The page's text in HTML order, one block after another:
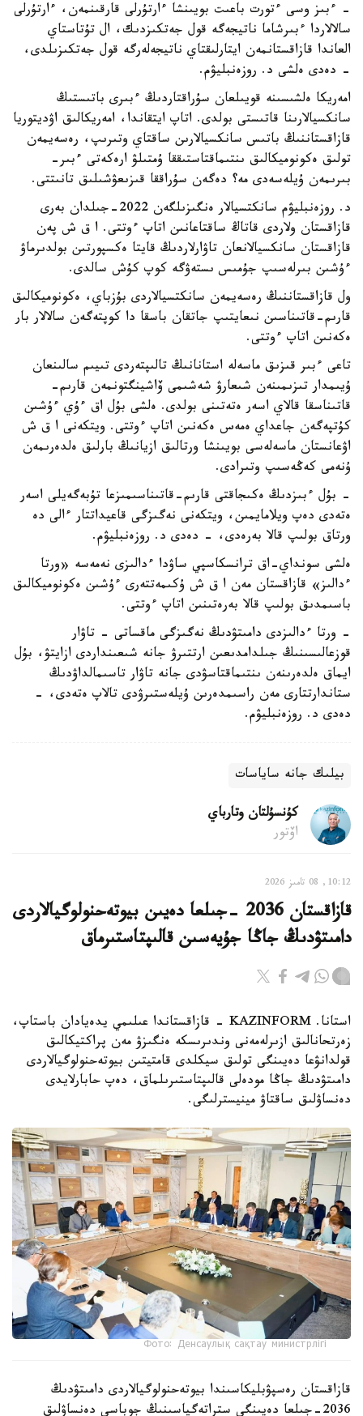
- ءبىز وسى ءتورت باعىت بويىنشا ءارتۇرلى قارقىنمەن، ءارتۇرلى
سالالاردا ءبىرشاما ناتيجەگە قول جەتكىزدىك، ال تۇتاستاي
العاندا قازاقستانمەن ايتارلىقتاي ناتيجەلەرگە قول جەتكىزىلدى،
- دەدى ەلشى د. روزەنبليۋم.
امەريكا ەلشىسىنە قويىلعان سۇراقتاردىڭ ءبىرى باتىستىڭ
سانكسيالارىنا قاتىستى بولدى. اتاپ ايتقاندا، امەريكالىق اۋديتوريا
قازاقستاننىڭ باتىس سانكسيالارىن ساقتاي وتىرىپ، رەسەيمەن
تولىق ەكونوميكالىق ىنتىماقتاستىققا ۇمتىلۋ ارەكەتى ءبىر-
بىرىمەن ۇيلەسەدى مە؟ دەگەن سۇراققا قىزىعۋشىلىق تانىتتى.
د. روزەنبليۋم سانكتسيالار ەنگىزىلگەن 2022-جىلدان بەرى
قازاقستان ولاردى قاتاڭ ساقتاعانىن اتاپ ءوتتى. ا ق ش پەن
قازاقستان سانكسيالانعان تاۋارلاردىڭ قايتا ەكسپورتىن بولدىرماۋ
ءۇشىن بىرلەسىپ جۇمىس ىستەۋگە كوپ كۇش سالدى.
ول قازاقستاننىڭ رەسەيمەن سانكتسيالاردى بۇزباي، ەكونوميكالىق
قارىم-قاتىناسىن نىعايتىپ جاتقان باسقا دا كوپتەگەن سالالار بار
ەكەنىن اتاپ ءوتتى.
تاعى ءبىر قىزىق ماسەلە استانانىڭ تالىپتەردى تىيىم سالىنعان
ۇيىمدار تىزىمىنەن شىعارۋ شەشىمى ۆاشينگتونمەن قارىم-
قاتىناسقا قالاي اسەر ەتەتىنى بولدى. ەلشى بۇل اق ءۇي ءۇشىن
كۇتپەگەن جاعداي ەمەس ەكەنىن اتاپ ءوتتى. ويتكەنى ا ق ش
اۋعانستان ماسەلەسى بويىنشا ورتالىق ازيانىڭ بارلىق ەلدەرىمەن
ۇنەمى كەڭەسىپ وتىرادى.
- بۇل ءبىزدىڭ ەكىجاقتى قارىم-قاتىناسىمىزعا تۇبەگەيلى اسەر
ەتەدى دەپ ويلامايمىن، ويتكەنى نەگىزگى قاعيداتتار ءالى دە
ورتاق بولىپ قالا بەرەدى، - دەدى د. روزەنبليۋم.
ەلشى سونداي-اق ترانسكاسپي ساۋدا ءدالىزى نەمەسە «ورتا
ءدالىز» قازاقستان مەن ا ق ش ۇكىمەتتەرى ءۇشىن ەكونوميكالىق
باسىمدىق بولىپ قالا بەرەتىنىن اتاپ ءوتتى.
- ورتا ءدالىزدى دامىتۋدىڭ نەگىزگى ماقساتى - تاۋار
قوزعالىسىنىڭ جىلدامدىعىن ارتتىرۋ جانە شىعىنداردى ازايتۋ، بۇل
ايماق ەلدەرىنەن ىنتىماقتاسۋدى جانە تاۋار تاسىمالداۋدىڭ
ستاندارتتارى مەن راسىمدەرىن ۇيلەستىرۋدى تالاپ ەتەدى، -
دەدى د. روزەنبليۋم.
بيلىك جانە ساياسات
كۇنسۇلتان وتارباي
اۆتور
10:12, 08 تامىز 2026
قازاقستان 2036 -جىلعا دەيىن بيوتەحنولوگيالاردى
دامىتۋدىڭ جاڭا جۇيەسىن قالىپتاستىرماق
استانا. KAZINFORM - قازاقستاندا عىلىمي يدەيادان باستاپ،
زەرتحانالىق ازىرلەمەنى وندىرىسكە ەنگىزۋ مەن پراكتيكالىق
قولدانۋعا دەيىنگى تولىق سيكلدى قامتيتىن بيوتەحنولوگيالاردى
دامىتۋدىڭ جاڭا مودەلى قالىپتاستىرىلماق، دەپ حابارلايدى
دەنساۋلىق ساقتاۋ مينيسترلىگى.
Фото: Денсаулық сақтау министрлігі
قازاقستان رەسپۋبليكاسىندا بيوتەحنولوگيالاردى دامىتۋدىڭ
2036-جىلعا دەيىنگى ستراتەگياسىنىڭ جوباسى دەنساۋلىق